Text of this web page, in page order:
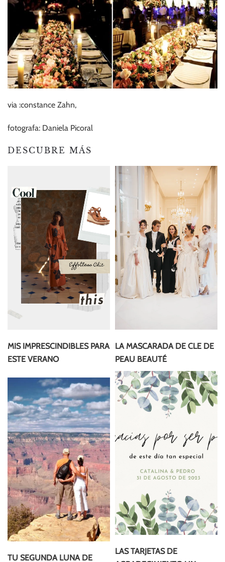
via :constance Zahn,
fotografa: Daniela Picoral
DESCUBRE MÁS
MIS IMPRESCINDIBLES PARA
ESTE VERANO
LA MASCARADA DE CLE DE
PEAU BEAUTÉ
TU SEGUNDA LUNA DE
LAS TARJETAS DE